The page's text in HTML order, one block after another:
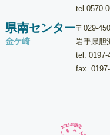
tel. 0570-
県南センター
金ケ崎
〒029-
岩手県胆
tel. 0197-
fax.